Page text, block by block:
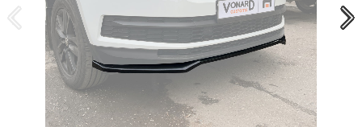
Маршрут на Авто|Маршрут пешком
Телефон:
+7 985 364 2044
@vonardtuning:vonard.ru
График работы по московскому времени:
пн-пт 10:30-19:00,сб 12:00-16:00